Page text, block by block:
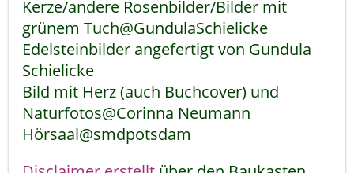
Kerze/andere Rosenbilder/Bilder mit
grünem Tuch@GundulaSchielicke
Edelsteinbilder angefertigt von Gundula
Schielicke
Bild mit Herz (auch Buchcover) und
Naturfotos@Corinna Neumann
Hörsaal@smdpotsdam